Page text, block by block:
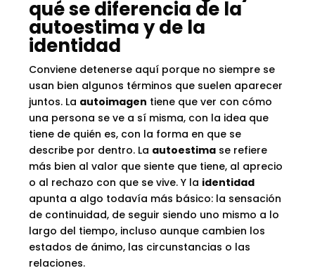
qué se diferencia de la
autoestima y de la
identidad
Conviene detenerse aquí porque no siempre se
usan bien algunos términos que suelen aparecer
juntos. La autoimagen tiene que ver con cómo
una persona se ve a sí misma, con la idea que
tiene de quién es, con la forma en que se
describe por dentro. La autoestima se refiere
más bien al valor que siente que tiene, al aprecio
o al rechazo con que se vive. Y la identidad
apunta a algo todavía más básico: la sensación
de continuidad, de seguir siendo uno mismo a lo
largo del tiempo, incluso aunque cambien los
estados de ánimo, las circunstancias o las
relaciones.